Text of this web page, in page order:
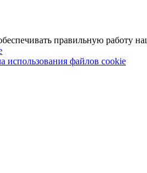
правильную работу
использования файлов cookie